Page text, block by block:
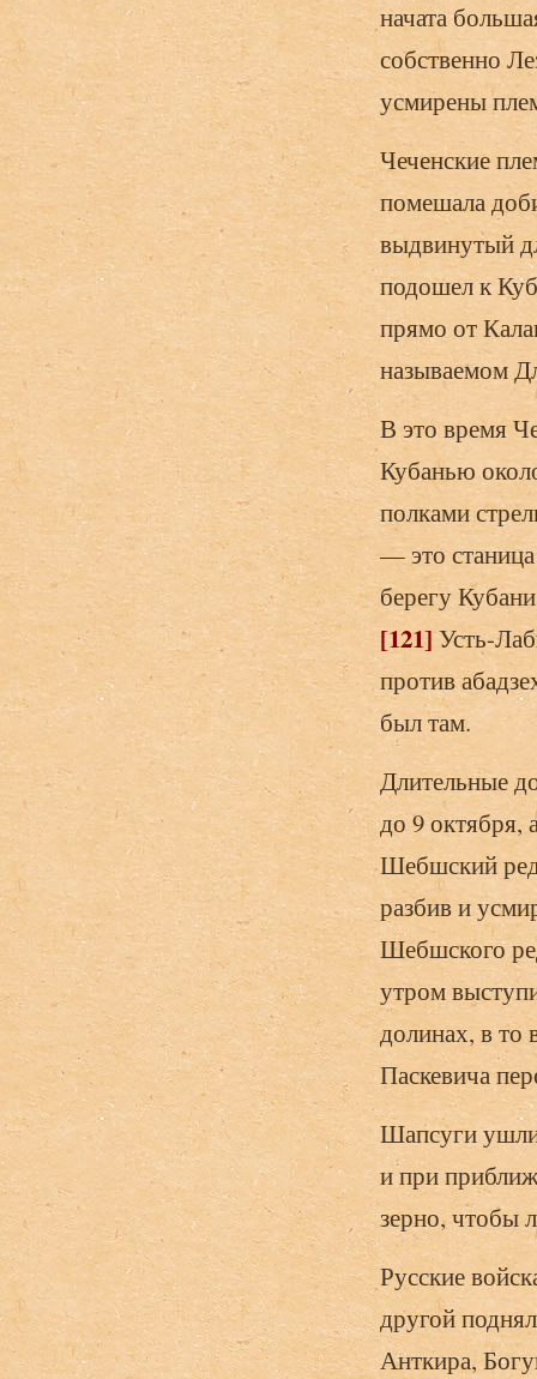
начата
собственно
усмирены
Чеченские
помешала
выдвинутый
подошел к
прямо от
называемом
В это время
Кубанью
полками
— это
берегу
[121]Усть-
против
был там.
Длительные
до 9 октября,
Шебшский
разбив и
Шебшского
утром
долинах, в то
Паскевича
Шапсуги ушли
и при
зерно, чтобы
Русские
другой
Анткира,